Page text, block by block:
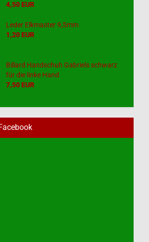
4,50 EUR
Leder Elkmaster 9,5mm
1,20 EUR
Billard Handschuh Gabriels schwarz
für die linke Hand
7,50 EUR